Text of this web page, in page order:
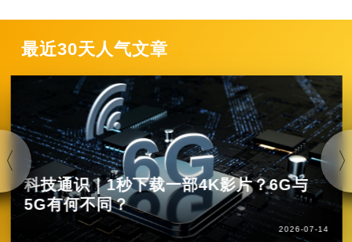
最近30天人气文章
科技通识｜1秒下载一部4K影片？6G与
5G有何不同？
2026-07-14